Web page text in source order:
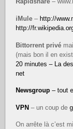
iMule– http://
http://
Bittorrent privé
(mais bon il en
20 minutes – La
net
Newsgroup – tout
VPN – un coup de
On arrête là c’est